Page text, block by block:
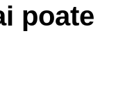
poate